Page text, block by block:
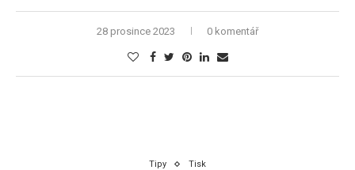
28 prosince 2023 0 komentář
Tipy Tisk